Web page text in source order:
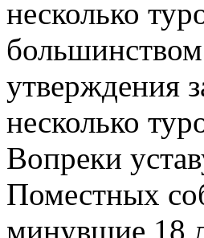
несколько
утверждения
несколько
Вопреки
Поместных
минувшие 18